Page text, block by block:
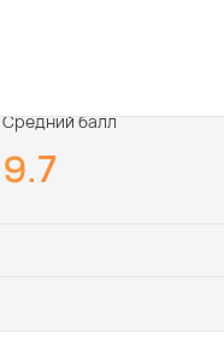
Средний балл
9.7